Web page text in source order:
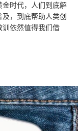
时代，人们到底解
，到底帮助人类创
依然值得我们借